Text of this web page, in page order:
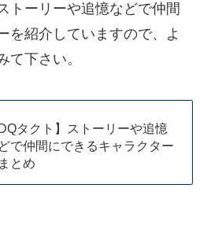
トーリーや追憶などで仲間
を紹介していますので、よ
て下さい。
DQタクト】ストーリーや追憶
で仲間にできるキャラクター
とめ